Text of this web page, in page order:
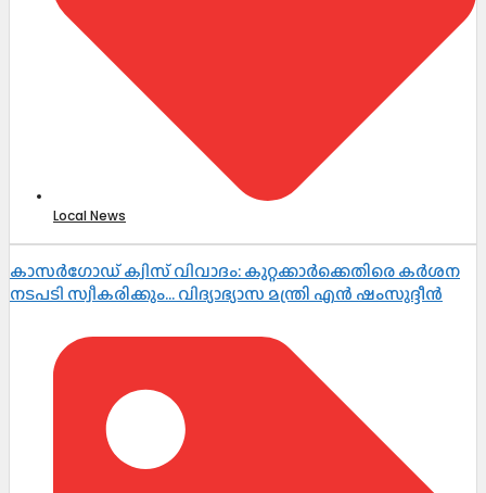
Local News
കാസർഗോഡ് ക്വിസ് വിവാദം: കുറ്റക്കാർക്കെതിരെ കർശന
നടപടി സ്വീകരിക്കും… വിദ്യാഭ്യാസ മന്ത്രി എൻ ഷംസുദ്ദീൻ